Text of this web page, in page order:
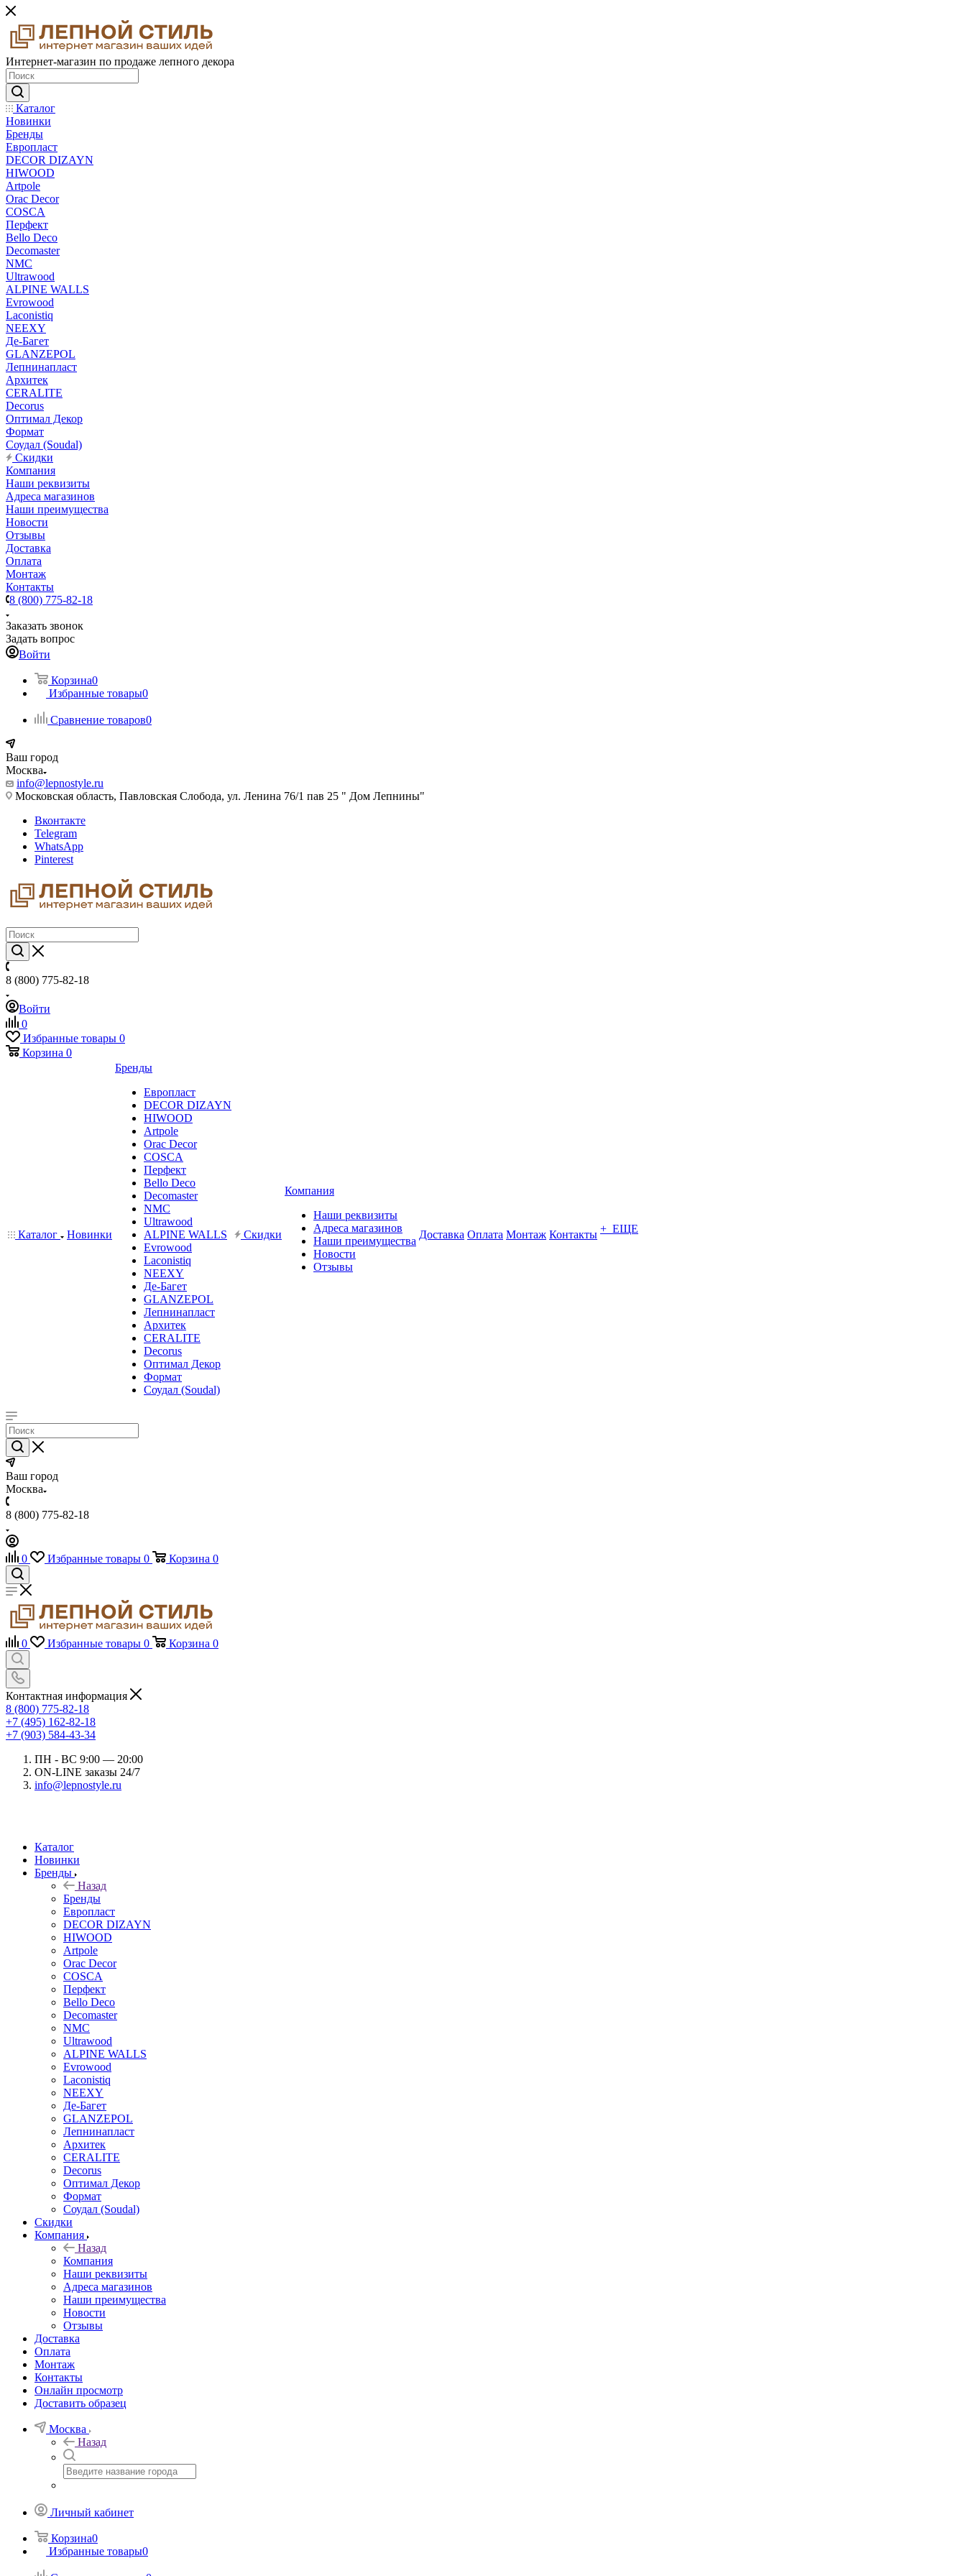
Интернет-магазин по продаже лепного декора
Каталог
Новинки
Бренды
Европласт
DECOR DIZAYN
HIWOOD
Artpole
Orac Decor
COSCA
Перфект
Bello Deco
Decomaster
NMС
Ultrawood
ALPINE WALLS
Evrowood
Laconistiq
NEEXY
Де-Багет
GLANZEPOL
Лепнинапласт
Архитек
CERALITE
Decorus
Оптимал Декор
Формат
Соудал (Soudal)
Скидки
Компания
Наши реквизиты
Адреса магазинов
Наши преимущества
Новости
Отзывы
Доставка
Оплата
Монтаж
Контакты
8 (800) 775-82-18
Заказать звонок
Задать вопрос
Войти
Корзина0
Избранные товары0
Сравнение товаров0
Ваш город
Москва
info@lepnostyle.ru
Московская область, Павловская Слобода, ул. Ленина 76/1 пав 25 " Дом Лепнины"
Вконтакте
Telegram
WhatsApp
Pinterest
8 (800) 775-82-18
Войти
0
Избранные товары 0
Корзина 0
Каталог Новинки
Бренды
Европласт
DECOR DIZAYN
HIWOOD
Artpole
Orac Decor
COSCA
Перфект
Bello Deco
Decomaster
NMС
Ultrawood
ALPINE WALLS
Evrowood
Laconistiq
NEEXY
Де-Багет
GLANZEPOL
Лепнинапласт
Архитек
CERALITE
Decorus
Оптимал Декор
Формат
Соудал (Soudal)
Скидки
Компания
Наши реквизиты
Адреса магазинов
Наши преимущества
Новости
Отзывы
Доставка Оплата Монтаж Контакты + ЕЩЕ
Ваш город
Москва
8 (800) 775-82-18
0 Избранные товары 0 Корзина 0
0 Избранные товары 0 Корзина 0
Контактная информация
8 (800) 775-82-18
+7 (495) 162-82-18
+7 (903) 584-43-34
ПН - ВС 9:00 — 20:00
ON-LINE заказы 24/7
info@lepnostyle.ru
Каталог
Новинки
Бренды
Назад
Бренды
Европласт
DECOR DIZAYN
HIWOOD
Artpole
Orac Decor
COSCA
Перфект
Bello Deco
Decomaster
NMС
Ultrawood
ALPINE WALLS
Evrowood
Laconistiq
NEEXY
Де-Багет
GLANZEPOL
Лепнинапласт
Архитек
CERALITE
Decorus
Оптимал Декор
Формат
Соудал (Soudal)
Скидки
Компания
Назад
Компания
Наши реквизиты
Адреса магазинов
Наши преимущества
Новости
Отзывы
Доставка
Оплата
Монтаж
Контакты
Онлайн просмотр
Доставить образец
Москва
Назад
Личный кабинет
Корзина0
Избранные товары0